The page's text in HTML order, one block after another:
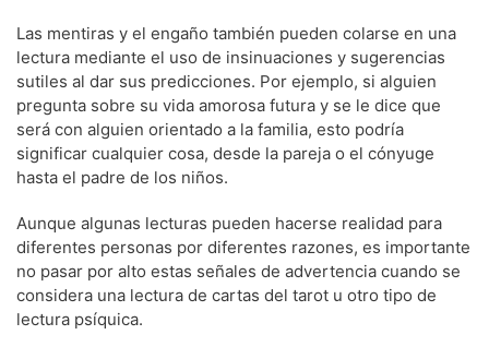
Las mentiras y el engaño también pueden colarse en una
lectura mediante el uso de insinuaciones y sugerencias
sutiles al dar sus predicciones. Por ejemplo, si alguien
pregunta sobre su vida amorosa futura y se le dice que
será con alguien orientado a la familia, esto podría
significar cualquier cosa, desde la pareja o el cónyuge
hasta el padre de los niños.
Aunque algunas lecturas pueden hacerse realidad para
diferentes personas por diferentes razones, es importante
no pasar por alto estas señales de advertencia cuando se
considera una lectura de cartas del tarot u otro tipo de
lectura psíquica.